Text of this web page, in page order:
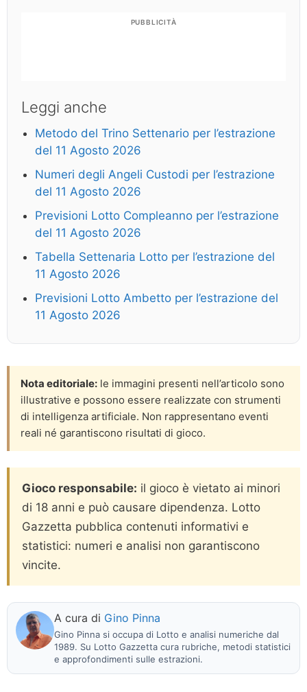
PUBBLICITÀ
Leggi anche
Metodo del Trino Settenario per l’estrazione
del 11 Agosto 2026
Numeri degli Angeli Custodi per l’estrazione
del 11 Agosto 2026
Previsioni Lotto Compleanno per l’estrazione
del 11 Agosto 2026
Tabella Settenaria Lotto per l’estrazione del
11 Agosto 2026
Previsioni Lotto Ambetto per l’estrazione del
11 Agosto 2026
Nota editoriale: le immagini presenti nell’articolo sono
illustrative e possono essere realizzate con strumenti
di intelligenza artificiale. Non rappresentano eventi
reali né garantiscono risultati di gioco.
Gioco responsabile: il gioco è vietato ai minori
di 18 anni e può causare dipendenza. Lotto
Gazzetta pubblica contenuti informativi e
statistici: numeri e analisi non garantiscono
vincite.
A cura di Gino Pinna
Gino Pinna si occupa di Lotto e analisi numeriche dal
1989. Su Lotto Gazzetta cura rubriche, metodi statistici
e approfondimenti sulle estrazioni.